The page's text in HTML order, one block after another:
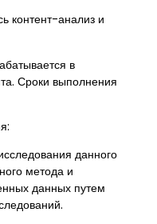
контент-анализ и
в
Сроки выполнения
данного
метода и
данных путем